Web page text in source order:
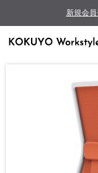
新規会